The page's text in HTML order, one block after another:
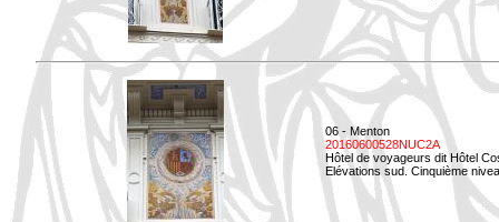
06 - Menton
20160600528NUC2A
Hôtel de voyageurs dit Hôtel
Elévations sud. Cinquième